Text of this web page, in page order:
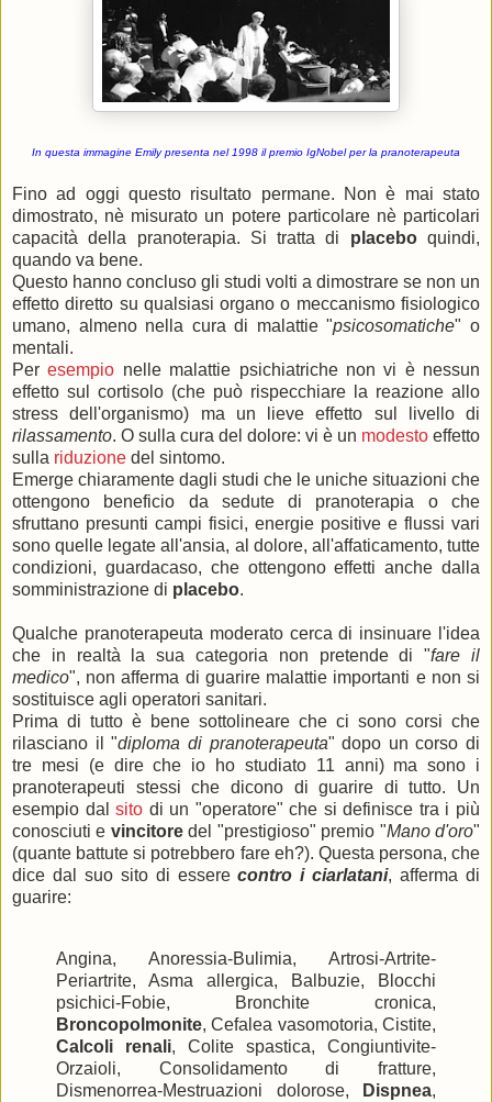
In questa immagine Emily presenta nel 1998 il premio IgNobel per la pranoterapeuta
Fino ad oggi questo risultato permane. Non è mai stato
dimostrato, nè misurato un potere particolare nè particolari
capacità della pranoterapia. Si tratta di placeboquindi,
quando va bene.
Questo hanno concluso gli studi volti a dimostrare se non un
effetto diretto su qualsiasi organo o meccanismo fisiologico
umano, almeno nella cura di malattie "psicosomatiche" o
mentali.
Peresempio nelle malattie psichiatriche non vi è nessun
effetto sul cortisolo (che può rispecchiare la reazione allo
stress dell'organismo) ma un lieve effetto sul livello di
rilassamento. O sulla cura del dolore: vi è un modesto effetto
sulla riduzione del sintomo.
Emerge chiaramente dagli studi che le uniche situazioni che
ottengono beneficio da sedute di pranoterapia o che
sfruttano presunti campi fisici, energie positive e flussi vari
sono quelle legate all'ansia, al dolore, all'affaticamento, tutte
condizioni, guardacaso, che ottengono effetti anche dalla
somministrazione di placebo.
Qualche pranoterapeuta moderato cerca di insinuare l'idea
che in realtà la sua categoria non pretende di "fare il
medico", non afferma di guarire malattie importanti e non si
sostituisce agli operatori sanitari.
Prima di tutto è bene sottolineare che ci sono corsi che
rilasciano il "diploma di pranoterapeuta" dopo un corso di
tre mesi (e dire che io ho studiato 11 anni) ma sono i
pranoterapeuti stessi che dicono di guarire di tutto. Un
esempio dalsito di un "operatore" che si definisce tra i più
conosciuti e vincitoredel "prestigioso" premio "Mano d'oro"
(quante battute si potrebbero fare eh?). Questa persona, che
dice dal suo sito di esserecontro i ciarlatani, afferma di
guarire:
Angina, Anoressia-Bulimia, Artrosi-Artrite-
Periartrite, Asma allergica, Balbuzie, Blocchi
psichici-Fobie, Bronchite cronica,
Broncopolmonite, Cefalea vasomotoria, Cistite,
Calcoli renali, Colite spastica, Congiuntivite-
Orzaioli, Consolidamento di fratture,
Dismenorrea-Mestruazioni dolorose,
Dispnea,